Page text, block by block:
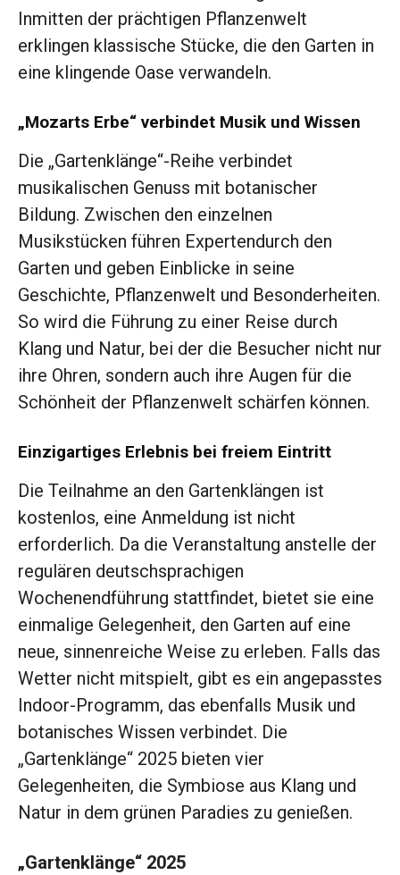
Inmitten der prächtigen Pflanzenwelt
erklingen klassische Stücke, die den Garten in
eine klingende Oase verwandeln.
„Mozarts Erbe“ verbindet Musik und Wissen
Die „Gartenklänge“-Reihe verbindet
musikalischen Genuss mit botanischer
Bildung. Zwischen den einzelnen
Musikstücken führen Expertendurch den
Garten und geben Einblicke in seine
Geschichte, Pflanzenwelt und Besonderheiten.
So wird die Führung zu einer Reise durch
Klang und Natur, bei der die Besucher nicht nur
ihre Ohren, sondern auch ihre Augen für die
Schönheit der Pflanzenwelt schärfen können.
Einzigartiges Erlebnis bei freiem Eintritt
Die Teilnahme an den Gartenklängen ist
kostenlos, eine Anmeldung ist nicht
erforderlich. Da die Veranstaltung anstelle der
regulären deutschsprachigen
Wochenendführung stattfindet, bietet sie eine
einmalige Gelegenheit, den Garten auf eine
neue, sinnenreiche Weise zu erleben. Falls das
Wetter nicht mitspielt, gibt es ein angepasstes
Indoor-Programm, das ebenfalls Musik und
botanisches Wissen verbindet. Die
„Gartenklänge“ 2025 bieten vier
Gelegenheiten, die Symbiose aus Klang und
Natur in dem grünen Paradies zu genießen.
„Gartenklänge“ 2025